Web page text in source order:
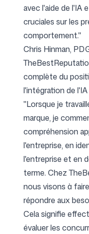
avec l'aide de l'IA
cruciales sur les
comportement."
Chris Hinman,
complète du
l'intégration de l'IA
"Lorsque je
marque, je
compréhension
l'entreprise, en
l'entreprise et en
terme. Chez
nous visons à
répondre aux
Cela signifie
évaluer les